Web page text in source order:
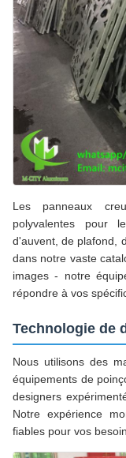
Les panneaux
polyvalentes pour
d'auvent, de plafond,
dans notre vaste
images - notre
répondre à vos
Technologie de
Nous utilisons des
équipements de
designers
Notre expérience
fiables pour vos